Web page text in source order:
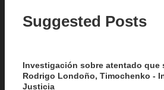
Suggested Posts
Investigación sobre atentado que
Rodrigo Londoño, Timochenko -
Justicia